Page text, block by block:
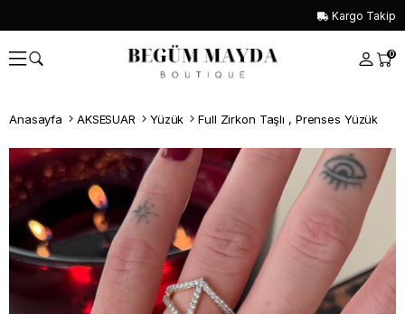
Kargo Takip
0
Anasayfa AKSESUAR Yüzük Full Zirkon Taşlı , Prenses Yüzük
Whatsapp İle Sipariş ver